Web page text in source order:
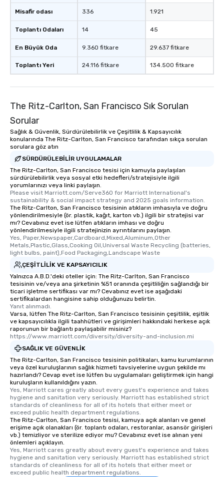
Misafir odası
Toplantı Odaları
En Büyük Oda
Toplantı Yeri
336
14
9.360 fitkare
24.116 fitkare
1.921
45
29.637 fitkare
134.500 fitkare
The Ritz-Carlton, San Francisco Sık Sorulan
Sorular
Sağlık & Güvenlik, Sürdürülebilirlik ve Çeşitlilik & Kapsayıcılık
konularında The Ritz-Carlton, San Francisco tarafından sıkça sorulan
sorulara göz atın
SÜRDÜRÜLEBILIR UYGULAMALAR
The Ritz-Carlton, San Francisco tesisi için kamuyla paylaşılan
sürdürülebilirlik veya sosyal etki hedefleri/stratejisiyle ilgili
yorumlarınızı veya linki paylaşın.
Please visit Marriott.com/Serve360 for Marriott International's
sustainability & social impact strategy and 2025 goals information.
The Ritz-Carlton, San Francisco tesisinin atıkların imhasıyla ve doğru
yönlendirilmesiyle (ör. plastik, kağıt, karton vb.) ilgili bir stratejisi var
mı? Cevabınız evet ise lütfen atıkların imhası ve doğru
yönlendirilmesiyle ilgili stratejinizin ayrıntılarını paylaşın.
Yes, Paper,Newspaper,Cardboard,Mixed,Aluminum,Other
Metals,Plastic,Glass,Cooking Oil,Universal Waste Recycling (batteries,
light bulbs, paint),Food Packaging,Landscape Waste
ÇEŞITLILIK VE KAPSAYICILIK
Yalnızca A.B.D.'deki oteller için: The Ritz-Carlton, San Francisco
tesisinin ve/veya ana şirketinin %51 oranında çeşitliliğin sağlandığı bir
ticari işletme sertifikası var mı? Cevabınız evet ise aşağıdaki
sertifikalardan hangisine sahip olduğunuzu belirtin.
Yanıt alınmadı.
Varsa, lütfen The Ritz-Carlton, San Francisco tesisinin çeşitlilik, eşitlik
ve kapsayıcılıkla ilgili taahhütleri ve girişimleri hakkındaki herkese açık
raporunun bir bağlantı paylaşabilir misiniz?
https://www.marriott.com/diversity/diversity-and-inclusion.mi
SAĞLIK VE GÜVENLIK
The Ritz-Carlton, San Francisco tesisinin politikaları, kamu kurumlarının
veya özel kuruluşlarının sağlık hizmeti tavsiyelerine uygun şekilde mı
hazırlandı? Cevap evet ise lütfen bu uygulamaları geliştirmek için hangi
kuruluşların kullanıldığını yazın.
Yes, Marriott cares greatly about every guest's experience and takes
hygiene and sanitation very seriously. Marriott has established strict
standards of cleanliness for all of its hotels that either meet or
exceed public health department regulations.
The Ritz-Carlton, San Francisco tesisi, kamuya açık alanları ve genel
erişime açık olanakları (ör. toplantı odaları, restoranlar, asansör girişleri
vb.) temizliyor ve sterilize ediyor mu? Cevabınız evet ise alınan yeni
önlemleri açıklayın.
Yes, Marriott cares greatly about every guest's experience and takes
hygiene and sanitation very seriously. Marriott has established strict
standards of cleanliness for all of its hotels that either meet or
exceed public health department regulations.